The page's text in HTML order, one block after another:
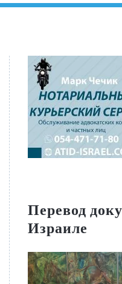
Перевод
Израиле